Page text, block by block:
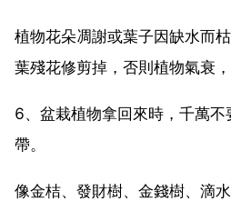
植物花朵凋謝或葉子因缺水而
葉殘花修剪掉，否則植物氣衰
6、盆栽植物拿回來時，千萬
帶。
像金桔、發財樹、金錢樹、滴